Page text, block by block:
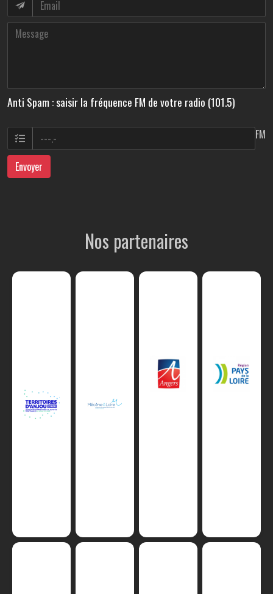
Anti Spam : saisir la fréquence FM de votre radio (101.5)
FM
Envoyer
Nos partenaires